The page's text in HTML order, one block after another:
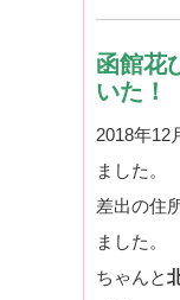
函館花
いた！
2018年12
ました。
差出の住
ました。
ちゃんと